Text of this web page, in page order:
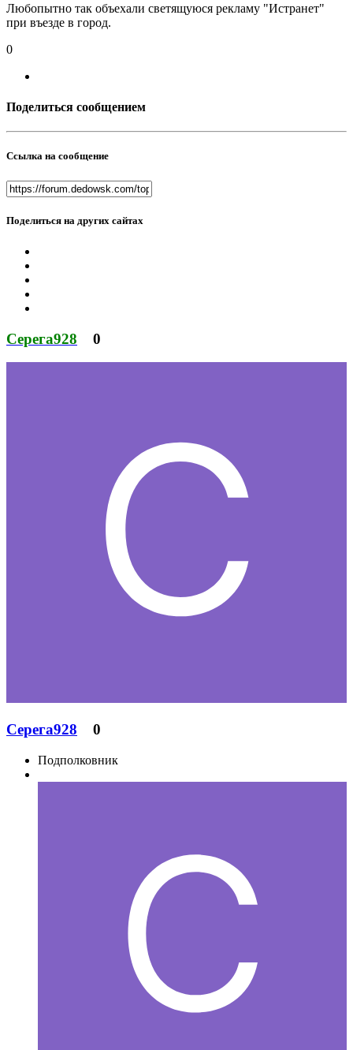
Любопытно так объехали светящуюся рекламу "Истранет"
при въезде в город.
0
Поделиться сообщением
Ссылка на сообщение
Поделиться на других сайтах
Серега928 0
Серега928 0
Подполковник